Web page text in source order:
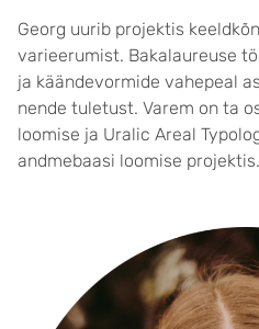
Georg uurib projektis
varieerumist. Bakalaureuse
ja käändevormide vahepeal
nende tuletust. Varem on ta
loomise ja Uralic Areal
andmebaasi loomise projektis.